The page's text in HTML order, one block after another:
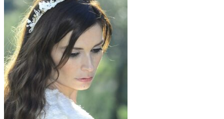
Votre panier est vide.
Retour à la boutique
Se connecter
0